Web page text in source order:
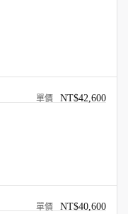
NT$42,600
NT$40,600